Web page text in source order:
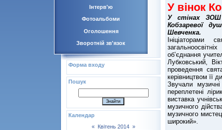
Інтерв'ю
Фотоальбоми
Оголошення
Зворотній зв'язок
Форма входу
Пошук
Календар
«
Квітень 2014 »
У вінок
У стінах ЗОШ
Кобзаревої
Шевченка.
Ініціаторами
об’єднання
Лубковський,
проведення
керівництвом її
Звучали
переплетені
виставка
музичного
музичного
широкий».